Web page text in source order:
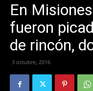
En
fueron
de rincón,
3 octubre, 2016